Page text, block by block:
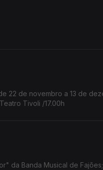
22 de novembro a 13 de
Tivoli /17.00h
da Banda Musical de